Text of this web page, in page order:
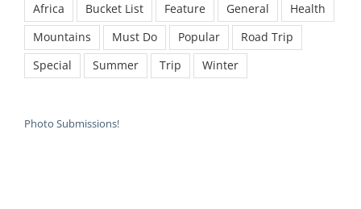
Africa Bucket List Feature General
Health
Mountains
Must Do Popular
Road Trip
Special
Summer Trip Winter
Photo Submissions!